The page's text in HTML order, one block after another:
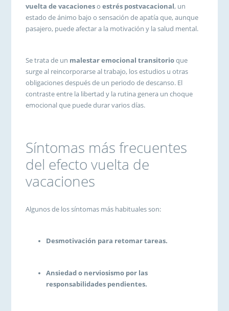
vuelta de vacacionesoestrés postvacacional, un
estado de ánimo bajo o sensación de apatía que, aunque
pasajero, puede afectar a la motivación y la salud mental.
Se trata de un malestar emocional transitorioque
surge al reincorporarse al trabajo, los estudios u otras
obligaciones después de un periodo de descanso. El
contraste entre la libertad y la rutina genera un choque
emocional que puede durar varios días.
Síntomas más frecuentes
del efecto vuelta de
vacaciones
Algunos de los síntomas más habituales son:
Desmotivación para retomar tareas.
Ansiedad o nerviosismo por las
responsabilidades pendientes.